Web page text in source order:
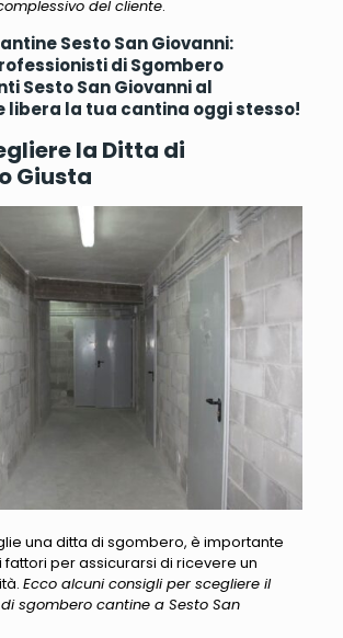
del cliente.
Sesto San Giovanni:
di Sgombero
Sesto San Giovanni al
libera la tua cantina oggi stesso!
la Ditta di
Giusta
una ditta di sgombero, è importante
per assicurarsi di ricevere un
Ecco alcuni consigli per scegliere il
sgombero cantine a Sesto San